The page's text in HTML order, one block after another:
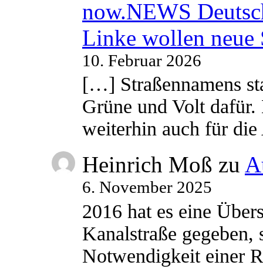
now.NEWS
Linke wollen neue
10. Februar 2026
[…] Straßennamens
Grüne und Volt
weiterhin auch für
Heinrich Moß zu
6. November 2025
2016 hat es eine
Kanalstraße
Notwendigkeit einer